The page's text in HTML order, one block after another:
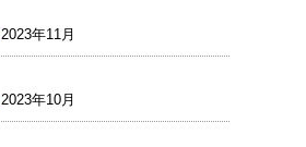
2023年11月
2023年10月